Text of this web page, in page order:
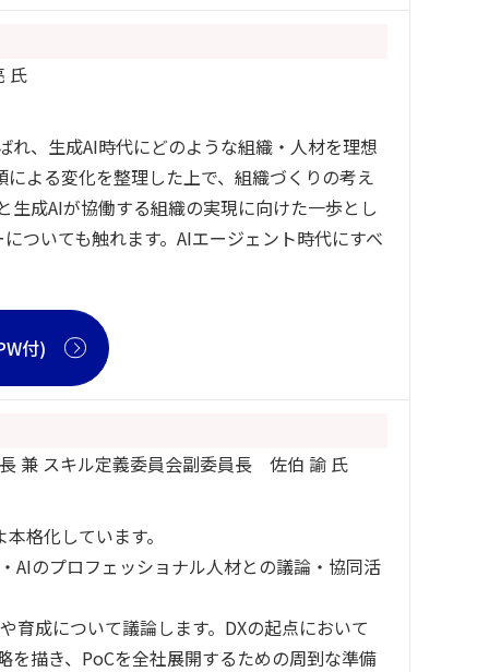
氏
、生成AI時代にどのような組織・人材を理想
よる変化を整理した上で、組織づくりの考え
成AIが協働する組織の実現に向けた一歩とし
ついても触れます。AIエージェント時代にすべ
付)
兼 スキル定義委員会副委員長 佐伯 諭 氏
格化しています。
AIのプロフェッショナル人材との議論・協同活
育成について議論します。DXの起点において
描き、PoCを全社展開するための周到な準備